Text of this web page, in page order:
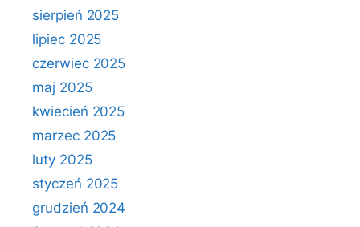
sierpień 2025
lipiec 2025
czerwiec 2025
maj 2025
kwiecień 2025
marzec 2025
luty 2025
styczeń 2025
grudzień 2024